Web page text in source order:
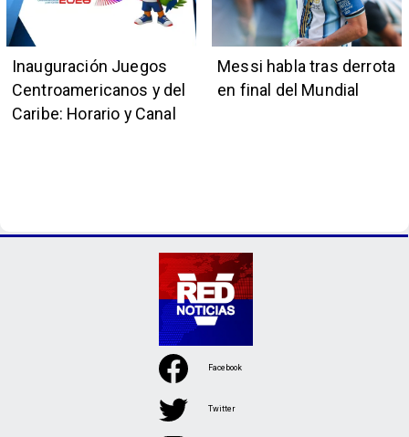
Inauguración Juegos
Centroamericanos y del
Caribe: Horario y Canal
Messi habla tras derrota
en final del Mundial
Facebook
Twitter